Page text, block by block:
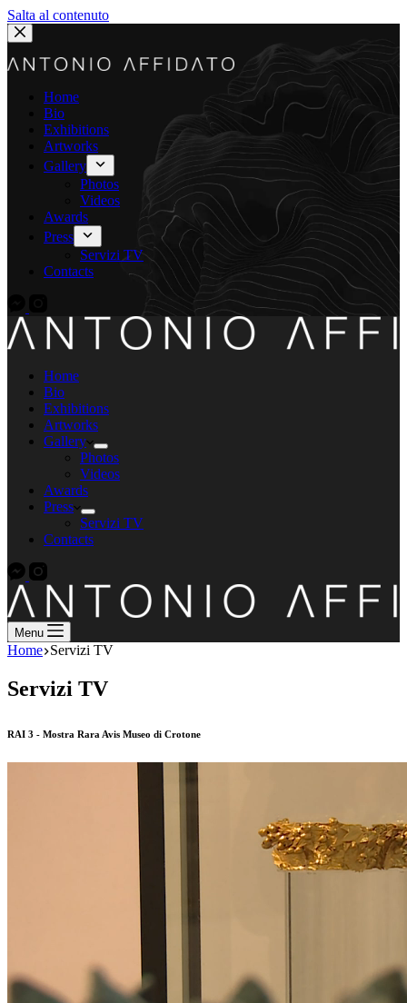
Salta al contenuto
Home
Bio
Exhibitions
Artworks
Gallery
Photos
Videos
Awards
Press
Servizi TV
Contacts
Home
Bio
Exhibitions
Artworks
Gallery
Photos
Videos
Awards
Press
Servizi TV
Contacts
Menu
Home Servizi TV
Servizi TV
RAI 3 - Mostra Rara Avis Museo di Crotone